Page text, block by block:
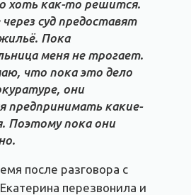
хоть как-то решится.
суд предоставят
Пока
меня не трогает.
что пока это дело
они
предпринимать какие-
Поэтому пока они
после разговора с
перезвонила и